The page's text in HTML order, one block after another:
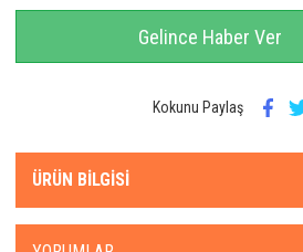
Gelince Haber Ver
Kokunu Paylaş
ÜRÜN BILGISI